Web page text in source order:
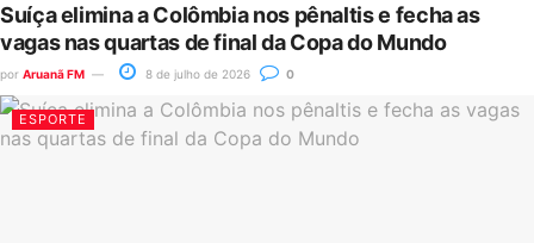
Suíça elimina a Colômbia nos pênaltis e fecha as
vagas nas quartas de final da Copa do Mundo
por Aruanã FM 8 de julho de 2026 0
ESPORTE